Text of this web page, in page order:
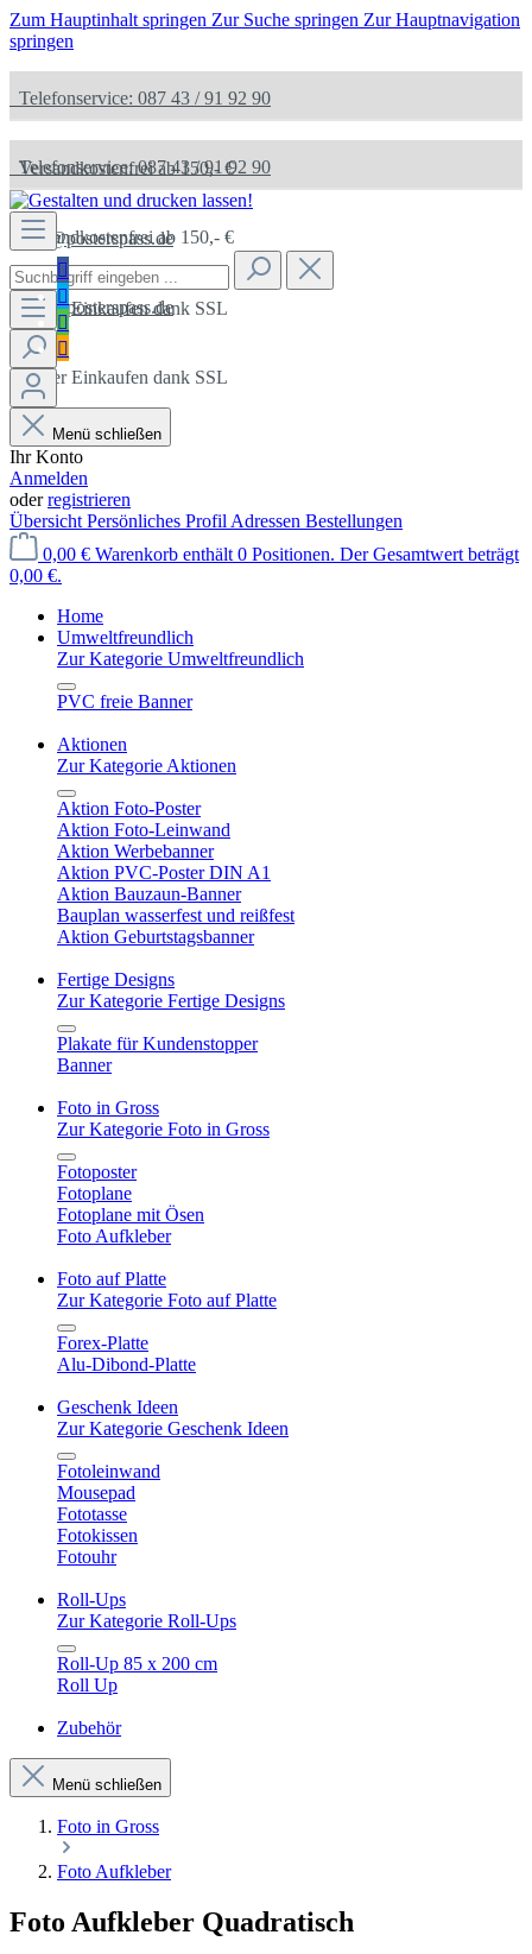
Zum Hauptinhalt springen Zur Suche springen Zur Hauptnavigation
springen
Telefonservice: 087 43 / 91 92 90
Versandkostenfrei ab 150,- €
info@posterspass.de
Sicher Einkaufen dank SSL
Telefonservice: 087 43 / 91 92 90
Versandkostenfrei ab 150,- €
info@posterspass.de
Sicher Einkaufen dank SSL
Menü schließen
Ihr Konto
Anmelden
oderregistrieren
Übersicht Persönliches Profil Adressen Bestellungen
0,00 € Warenkorb enthält 0 Positionen. Der Gesamtwert beträgt
0,00 €.
Home
Umweltfreundlich
Zur Kategorie Umweltfreundlich
PVC freie Banner
Aktionen
Zur Kategorie Aktionen
Aktion Foto-Poster
Aktion Foto-Leinwand
Aktion Werbebanner
Aktion PVC-Poster DIN A1
Aktion Bauzaun-Banner
Bauplan wasserfest und reißfest
Aktion Geburtstagsbanner
Fertige Designs
Zur Kategorie Fertige Designs
Plakate für Kundenstopper
Banner
Foto in Gross
Zur Kategorie Foto in Gross
Fotoposter
Fotoplane
Fotoplane mit Ösen
Foto Aufkleber
Foto auf Platte
Zur Kategorie Foto auf Platte
Forex-Platte
Alu-Dibond-Platte
Geschenk Ideen
Zur Kategorie Geschenk Ideen
Fotoleinwand
Mousepad
Fototasse
Fotokissen
Fotouhr
Roll-Ups
Zur Kategorie Roll-Ups
Roll-Up 85 x 200 cm
Roll Up
Zubehör
Menü schließen
Foto in Gross
Foto Aufkleber
Foto Aufkleber Quadratisch